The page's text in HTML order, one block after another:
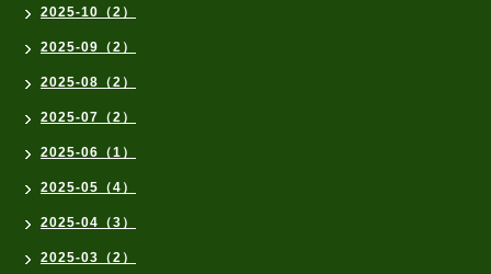
2025-10（2）
2025-09（2）
2025-08（2）
2025-07（2）
2025-06（1）
2025-05（4）
2025-04（3）
2025-03（2）